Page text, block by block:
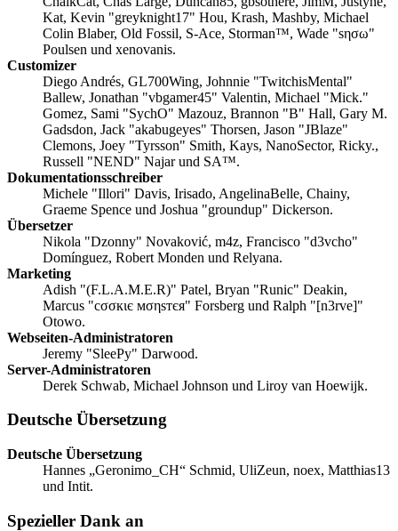
Kat, Kevin "greyknight17" Hou, Krash, Mashby, Michael
Colin Blaber, Old Fossil, S-Ace, Storman™, Wade "sησω"
Poulsen und xenovanis.
Customizer
Diego Andrés, GL700Wing, Johnnie "TwitchisMental"
Ballew, Jonathan "vbgamer45" Valentin, Michael "Mick."
Gomez, Sami "SychO" Mazouz, Brannon "B" Hall, Gary M.
Gadsdon, Jack "akabugeyes" Thorsen, Jason "JBlaze"
Clemons, Joey "Tyrsson" Smith, Kays, NanoSector, Ricky.,
Russell "NEND" Najar und SA™.
Dokumentationsschreiber
Michele "Illori" Davis, Irisado, AngelinaBelle, Chainy,
Graeme Spence und Joshua "groundup" Dickerson.
Übersetzer
Nikola "Dzonny" Novaković, m4z, Francisco "d3vcho"
Domínguez, Robert Monden und Relyana.
Marketing
Adish "(F.L.A.M.E.R)" Patel, Bryan "Runic" Deakin,
Marcus "cσσкιє мσηѕтєя" Forsberg und Ralph "[n3rve]"
Otowo.
Webseiten-Administratoren
Jeremy "SleePy" Darwood.
Server-Administratoren
Derek Schwab, Michael Johnson und Liroy van Hoewijk.
Deutsche Übersetzung
Deutsche Übersetzung
Hannes „Geronimo_CH“ Schmid, UliZeun, noex, Matthias13
und Intit.
Spezieller Dank an